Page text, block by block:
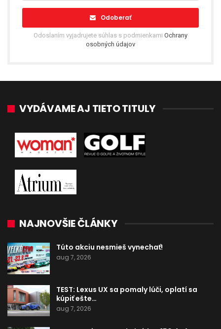
Odoberať
Odoslaním vyjadrujete súhlas s podmienkami Ochrany
osobných údajov
VYDÁVAME AJ TIETO TITULY
NAJNOVŠIE ČLÁNKY
Túto akciu nesmieš vynechať!
aug 7, 2026
TEST: Lexus UX sa pomaly lúči, oplatí sa
kúpiť ešte…
aug 7, 2026